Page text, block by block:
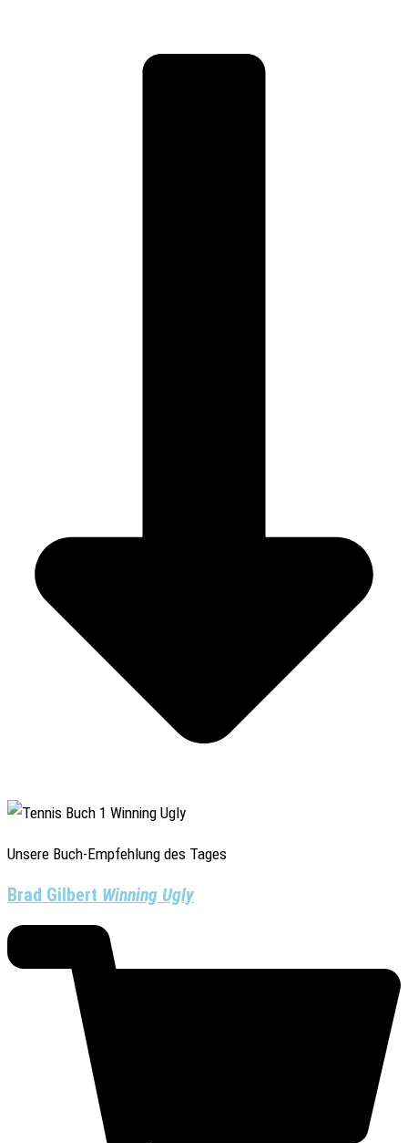
Unsere Buch-Empfehlung des Tages
Brad Gilbert Winning Ugly